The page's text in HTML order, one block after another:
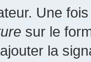
Une
sur le
la